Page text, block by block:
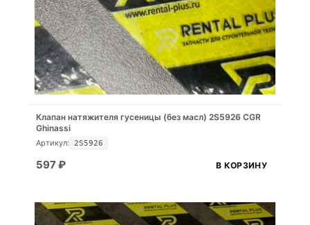
Клапан натяжителя гусеницы (без масл) 2S5926 CGR
Ghinassi
Артикул: 2S5926
597₽ В КОРЗИНУ